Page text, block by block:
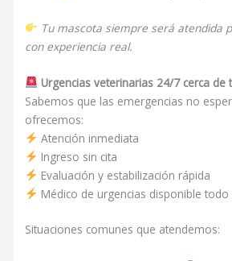
Tu mascota siempre será atendida
con experiencia real.
Urgencias veterinarias 24/7 cerca de
Sabemos que las emergencias no
ofrecemos:
Atención inmediata
Ingreso sin cita
Evaluación y estabilización rápida
Médico de urgencias disponible todo
Situaciones comunes que atendemos: